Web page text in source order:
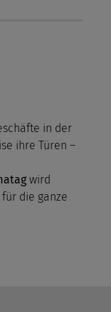
in der
ihre Türen –
wird
die ganze